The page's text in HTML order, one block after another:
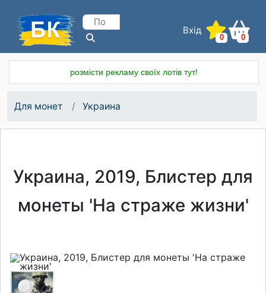
Вхід
0 0
розмісти рекламу своїх лотів тут!
Для монет Украина
Украина, 2019, Блистер для
монеты 'На страже жизни'